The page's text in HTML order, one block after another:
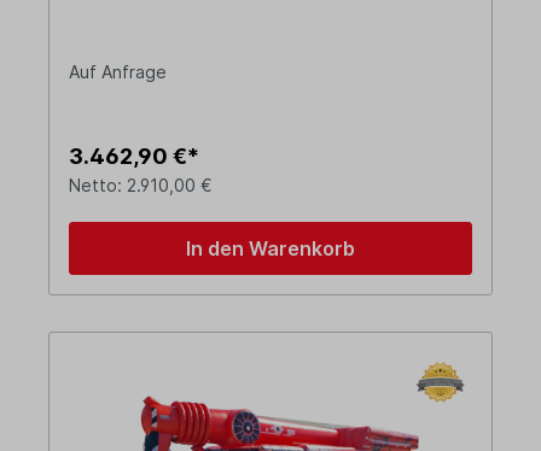
Auf Anfrage
3.462,90 €*
Netto: 2.910,00 €
In den Warenkorb